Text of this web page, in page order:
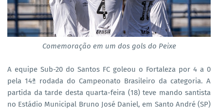
Comemoração em um dos gols do Peixe
A equipe Sub-20 do Santos FC goleou o Fortaleza por 4 a 0
pela 14ª rodada do Campeonato Brasileiro da categoria. A
partida da tarde desta quarta-feira (18) teve mando santista
no Estádio Municipal Bruno José Daniel, em Santo André (SP)